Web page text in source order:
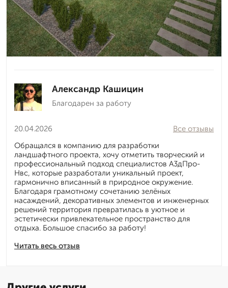
Александр Кашицин
Благодарен за работу
20.04.2026
Читать весь отзыв
Все отзывы
Обращался в компанию для разработки
ландшафтного проекта, хочу отметить творческий и
профессиональный подход специалистов А3дПро-
Нвс, которые разработали уникальный проект,
гармонично вписанный в природное окружение.
Благодаря грамотному сочетанию зелёных
насаждений, декоративных элементов и инженерных
решений территория превратилась в уютное и
эстетически привлекательное пространство для
отдыха. Большое спасибо за работу!